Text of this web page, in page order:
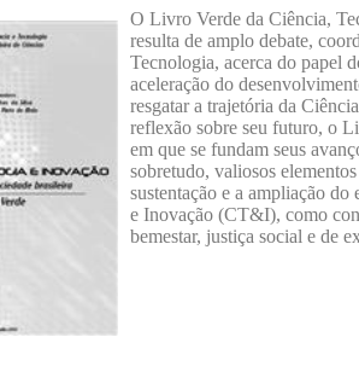
O Livro Verde da Ciência,
resulta de amplo debate,
Tecnologia, acerca do papel
aceleração do
resgatar a trajetória da
reflexão sobre seu futuro, o
em que se fundam seus
sobretudo, valiosos
sustentação e a ampliação
e Inovação (CT&I), como
bemestar, justiça social e de